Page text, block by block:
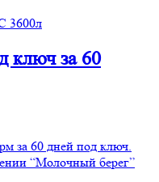
3600л
ключ за 60
за 60 дней под ключ.
“Молочный берег”